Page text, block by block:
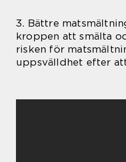
3. Bättre
kroppen att smälta
risken för
uppsvälldhet efter